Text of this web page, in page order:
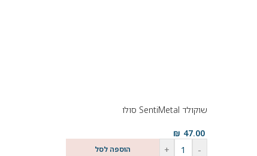
שוקולד SentiMetal סולו
47.00
₪
-
+ הוספה לסל